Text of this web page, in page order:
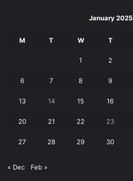
January 2025
M T W T
1 2
6 7 8 9
13 14 15 16
20 21 22 23
27 28 29 30
« Dec Feb »